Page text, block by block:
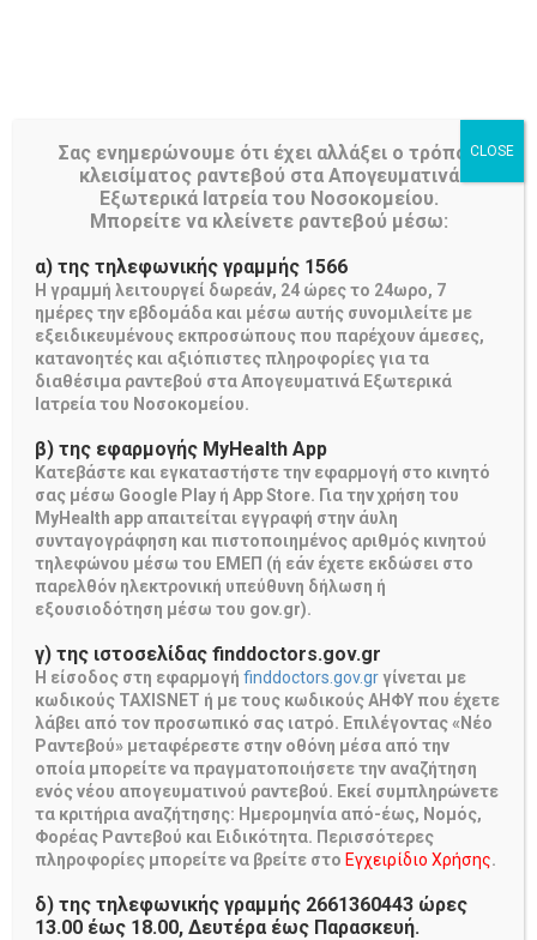
Δελτία Τύπου
Κατάσταση Δελτίων Τύπου
Δελτία Τύπου
Εφημερίες
Κατάσταση Εφημεριών
Εφημερίες
Σας ενημερώνουμε ότι έχει αλλάξει ο τρόπος
κλεισίματος ραντεβού στα Απογευματινά
Εξωτερικά Ιατρεία του Νοσοκομείου.
Μπορείτε να κλείνετε ραντεβού μέσω:
α) της τηλεφωνικής γραμμής 1566
Η γραμμή λειτουργεί δωρεάν, 24 ώρες το 24ωρο, 7
ημέρες την εβδομάδα και μέσω αυτής συνομιλείτε με
εξειδικευμένους εκπροσώπους που παρέχουν άμεσες,
κατανοητές και αξιόπιστες πληροφορίες για τα
διαθέσιμα ραντεβού στα Απογευματινά Εξωτερικά
Ιατρεία του Νοσοκομείου.
β) της εφαρμογής MyHealth App
Κατεβάστε και εγκαταστήστε την εφαρμογή στο κινητό
σας μέσω Google Play ή App Store. Για την χρήση του
MyHealth app απαιτείται εγγραφή στην άυλη
συνταγογράφηση και πιστοποιημένος αριθμός κινητού
τηλεφώνου μέσω του ΕΜΕΠ (ή εάν έχετε εκδώσει στο
παρελθόν ηλεκτρονική υπεύθυνη δήλωση ή
εξουσιοδότηση μέσω του gov.gr).
γ) της ιστοσελίδας finddoctors.gov.gr
Η είσοδος στη εφαρμογήfinddoctors.gov.grγίνεται με
κωδικούς TAXISNET ή με τους κωδικούς ΑΗΦΥ που έχετε
λάβει από τον προσωπικό σας ιατρό. Επιλέγοντας «Νέο
Ραντεβού» μεταφέρεστε στην οθόνη μέσα από την
οποία μπορείτε να πραγματοποιήσετε την αναζήτηση
ενός νέου απογευματινού ραντεβού. Εκεί συμπληρώνετε
τα κριτήρια αναζήτησης: Ημερομηνία από-έως, Νομός,
Φορέας Ραντεβού και Ειδικότητα. Περισσότερες
πληροφορίες μπορείτε να βρείτε στο Εγχειρίδιο Χρήσης.
δ) της τηλεφωνικής γραμμής 2661360443 ώρες
13.00 έως 18.00, Δευτέρα έως Παρασκευή.
CLOSE